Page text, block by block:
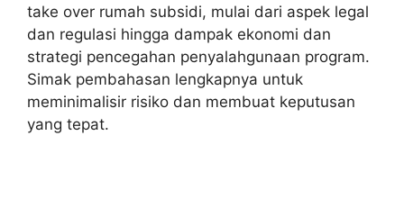
take over rumah subsidi, mulai dari aspek legal
dan regulasi hingga dampak ekonomi dan
strategi pencegahan penyalahgunaan program.
Simak pembahasan lengkapnya untuk
meminimalisir risiko dan membuat keputusan
yang tepat.